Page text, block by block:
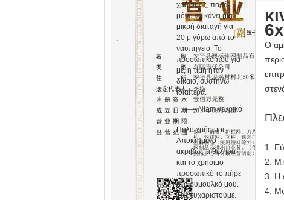
χρήσιμος, παρά
μόνο να κάνει μια
μικρή διαταγή για
20 μ γύρω από το
ναυπηγείο. Το
προσωπικό που για
με, η τιμή ήταν
δίκαιο, συστήνω
ιδιαίτερα.
—— Niam νευρικό
Πολύ χρήσιμος.
Αποκτημένο
ακριβώς τι θέλησα
και το χρήσιμο
προσωπικό το πήρε
στο ρυμουλκό μου.
Σας ευχαριστούμε.
Ο
1.
2.
3. Η
4.